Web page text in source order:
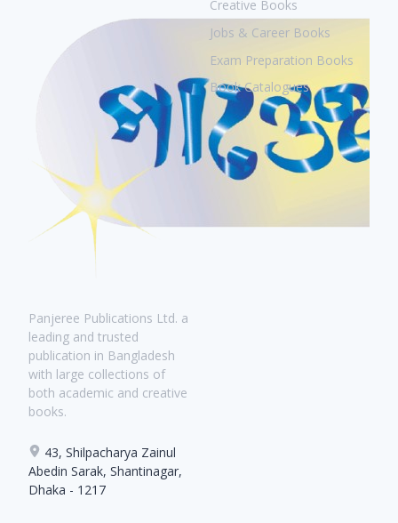
Panjeree Publications Ltd. a
leading and trusted
publication in Bangladesh
with large collections of
both academic and creative
books.
43, Shilpacharya Zainul
Abedin Sarak, Shantinagar,
Dhaka - 1217
Creative Books
Jobs & Career Books
Exam Preparation Books
Book Catalogues